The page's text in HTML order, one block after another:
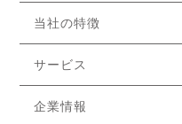
当社の特徴
サービス
リスクマネジメント
損害サービス
生命保険
保険クリニック
リスク分析レポート
企業情報